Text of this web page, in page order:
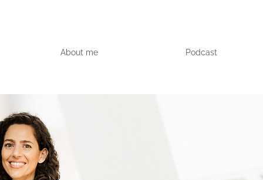
About me Podcast